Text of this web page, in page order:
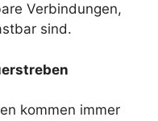
Verbindungen,
sind.
kommen immer